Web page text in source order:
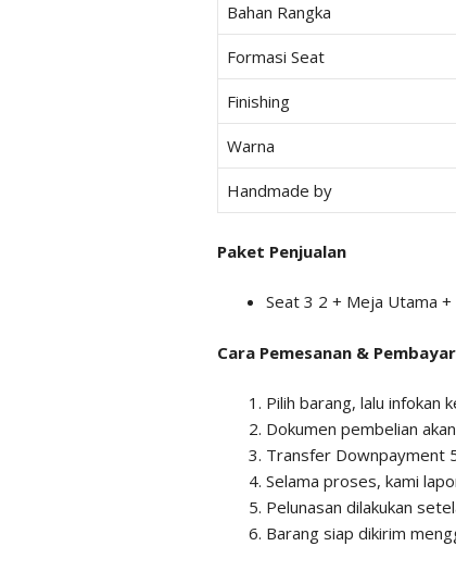
Bahan Rangka
Formasi Seat
Finishing
Warna
Handmade by
Paket Penjualan
Seat 3 2 + Meja Utama +
Cara Pemesanan &
Pilih barang, lalu infokan
Dokumen pembelian
Transfer Downpayment
Selama proses, kami
Pelunasan dilakukan
Barang siap dikirim